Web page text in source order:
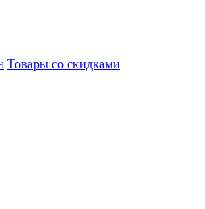
Товары со скидками